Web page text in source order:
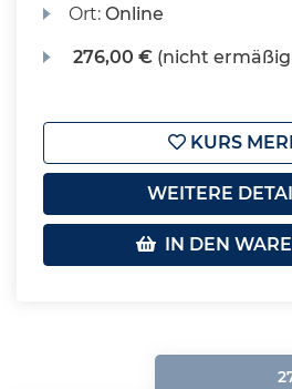
Ort:Online
276,00 € (nicht
KURS
WEITERE
IN DEN